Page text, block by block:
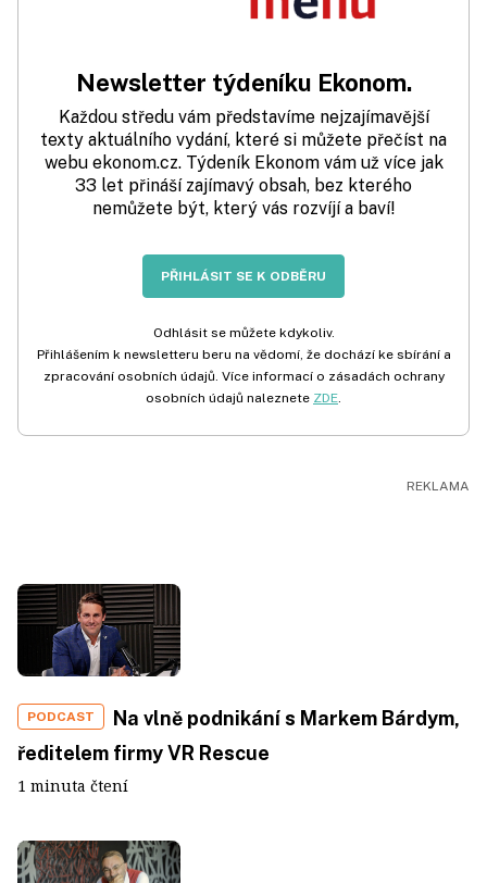
Newsletter týdeníku Ekonom.
Každou středu vám představíme nejzajímavější
texty aktuálního vydání, které si můžete přečíst na
webu ekonom.cz. Týdeník Ekonom vám už více jak
33 let přináší zajímavý obsah, bez kterého
nemůžete být, který vás rozvíjí a baví!
PŘIHLÁSIT SE K ODBĚRU
Odhlásit se můžete kdykoliv.
Přihlášením k newsletteru beru na vědomí, že dochází ke sbírání a
zpracování osobních údajů. Více informací o zásadách ochrany
osobních údajů naleznete ZDE.
PODCAST
Na vlně podnikání s Markem Bárdym,
ředitelem firmy VR Rescue
1 minuta čtení